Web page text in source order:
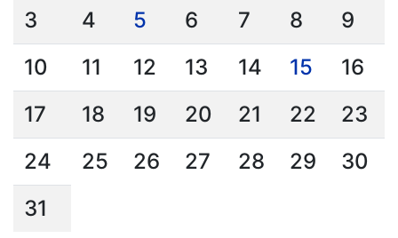
3
4 5 6 7 8
9
10
11 12 13 14 15
16
17
18 19 20 21 22
23
24
25 26 27 28 29
30
31